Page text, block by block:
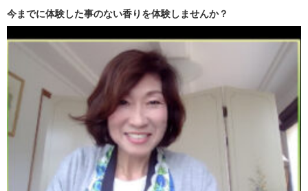
今までに体験した事のない香りを体験しませんか？